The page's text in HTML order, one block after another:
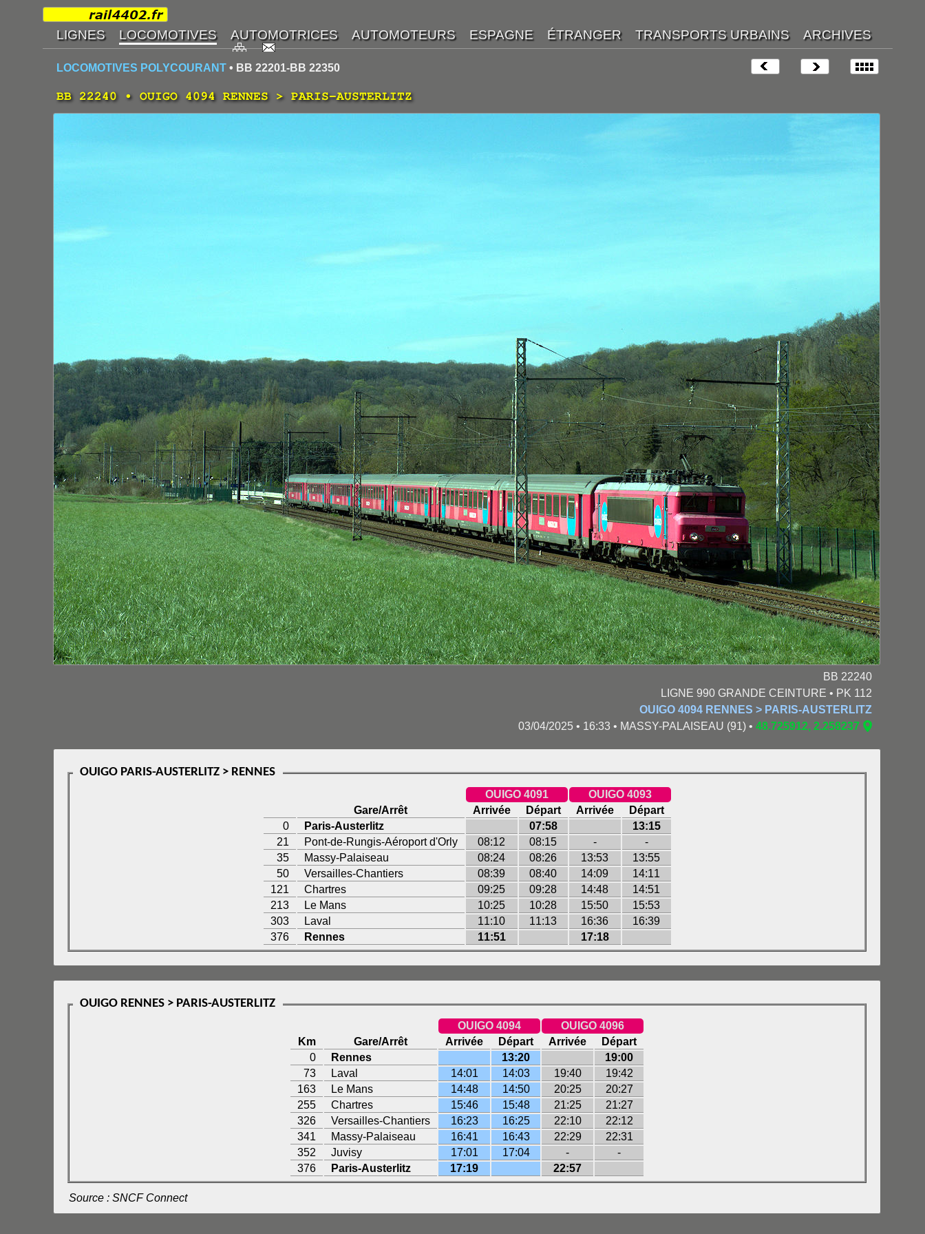
LOCOMOTIVES POLYCOURANT • BB 22201-BB 22350
BB 22240 • OUIGO 4094 RENNES > PARIS-AUSTERLITZ
BB 22240
LIGNE 990 GRANDE CEINTURE • PK 112
OUIGO 4094 RENNES > PARIS-AUSTERLITZ
03/04/2025 • 16:33 • MASSY-PALAISEAU (91) • 48.725912, 2.258237
OUIGO PARIS-AUSTERLITZ > RENNES
OUIGO 4091
OUIGO 4093
Gare/Arrêt
Arrivée Départ Arrivée
Départ
0
Paris-Austerlitz 07:58
13:15
21
Pont-de-Rungis-Aéroport d'Orly 08:12 08:15 -
-
35
Massy-Palaiseau 08:24 08:26 13:53
13:55
50
Versailles-Chantiers 08:39 08:40 14:09
14:11
121
Chartres 09:25 09:28 14:48
14:51
213
Le Mans 10:25 10:28 15:50
15:53
303
Laval 11:10 11:13 16:36
16:39
376
Rennes 11:51 17:18
OUIGO RENNES > PARIS-AUSTERLITZ
OUIGO 4094
OUIGO 4096
Km
Gare/Arrêt Arrivée Départ Arrivée
Départ
0
Rennes 13:20
19:00
73
Laval 14:01 14:03 19:40
19:42
163
Le Mans 14:48 14:50 20:25
20:27
255
Chartres 15:46 15:48 21:25
21:27
326
Versailles-Chantiers 16:23 16:25 22:10
22:12
341
Massy-Palaiseau 16:41 16:43 22:29
22:31
352
Juvisy 17:01 17:04 -
-
376
Paris-Austerlitz 17:19 22:57
Source : SNCF Connect